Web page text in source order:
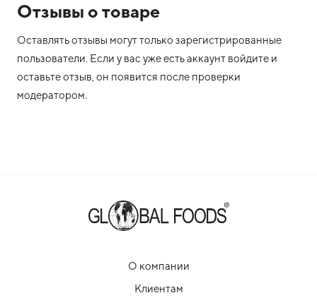
Отзывы о товаре
Оставлять отзывы могут только зарегистрированные
пользователи. Если у вас уже есть аккаунт войдите и
оставьте отзыв, он появится после проверки
модератором.
О компании
Клиентам